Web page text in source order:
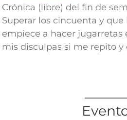
Crónica (libre) del fin de
Superar los cincuenta y que
empiece a hacer jugarretas
mis disculpas si me repito y